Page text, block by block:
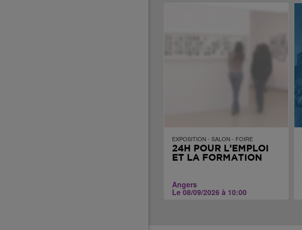
EXPOSITION - SALON - FOIRE
24H POUR L’EMPLOI
ET LA FORMATION
Angers
Le 08/09/2026 à 10:00